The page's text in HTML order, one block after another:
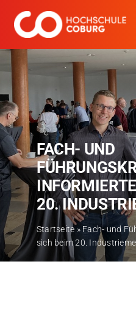
Inhalt
springen
Studieren
Kooperieren
Hochschule Coburg
Regionalentwicklung
Entdecke die Region
Informationen für …
FACH- UND
20.
Startseite » Fach- und
sich beim 20.